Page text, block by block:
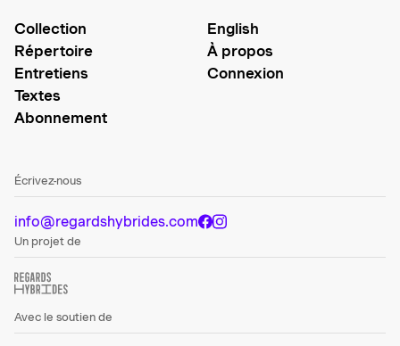
Collection
Répertoire
Entretiens
Textes
Abonnement
English
À propos
Connexion
Écrivez-nous
info@regardshybrides.com
Un projet de
Avec le soutien de